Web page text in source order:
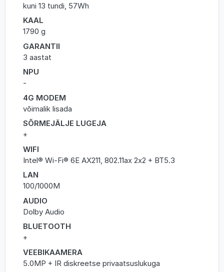
kuni 13 tundi, 57Wh
KAAL
1790 g
GARANTII
3 aastat
NPU
-
4G MODEM
võimalik lisada
SÕRMEJÄLJE LUGEJA
+
WIFI
Intel® Wi-Fi® 6E AX211, 802.11ax 2x2 + BT5.3
LAN
100/1000M
AUDIO
Dolby Audio
BLUETOOTH
+
VEEBIKAAMERA
5.0MP + IR diskreetse privaatsuslukuga